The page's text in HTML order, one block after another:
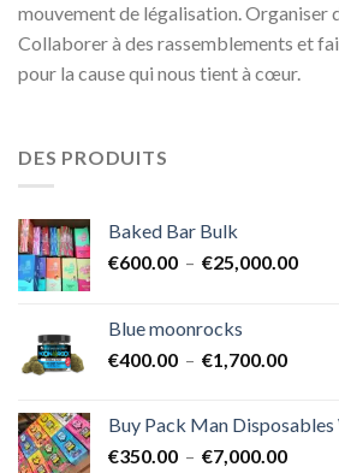
mouvement de légalisation. Organiser
Collaborer à des rassemblements et
pour la cause qui nous tient à cœur.
DES PRODUITS
Baked Bar Bulk
€600.00 – €25,000.00Plage
Blue moonrocks
€400.00 – €1,700.00Plage
à
Buy Pack Man Disposables
€350.00 – €7,000.00Plage